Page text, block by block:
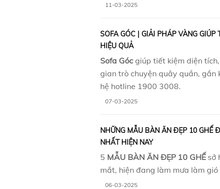
11-03-2025
SOFA GÓC | GIẢI PHÁP VÀNG GIÚP
HIỆU QUẢ
Sofa Góc giúp tiết kiệm diện
gian trò chuyện quây quần, gắn
hệ hotline 1900 3008.
07-03-2025
NHỮNG MẪU BÀN ĂN ĐẸP 10 GHẾ
NHẤT HIỆN NAY
5 MẪU BÀN ĂN ĐẸP 10 GHẾsở
mắt, hiện đang làm mưa làm
06-03-2025